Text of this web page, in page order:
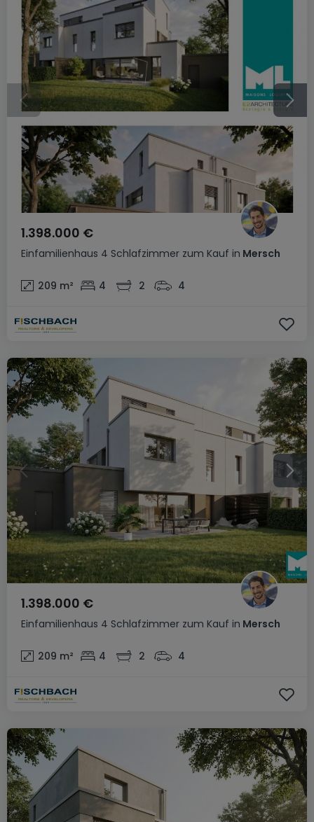
Einfamilienhaus 4 Schlafzimmer zum Kauf in Mersch
1.398.000 €
209 m² 4 2 4
Einfamilienhaus 4 Schlafzimmer zum Kauf in Mersch
1.398.000 €
209 m² 4 2 4